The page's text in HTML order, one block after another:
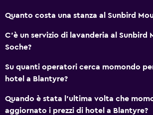
Quanto costa una stanza al Sunbird
C'è un servizio di lavanderia al Sunbird
Soche?
Su quanti operatori cerca momondo
hotel a Blantyre?
Quando è stata l'ultima volta che
aggiornato i prezzi di hotel a Blantyre?